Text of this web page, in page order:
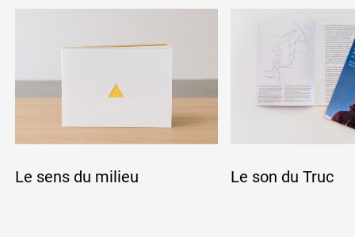
Le sens du milieu Le son du Truc